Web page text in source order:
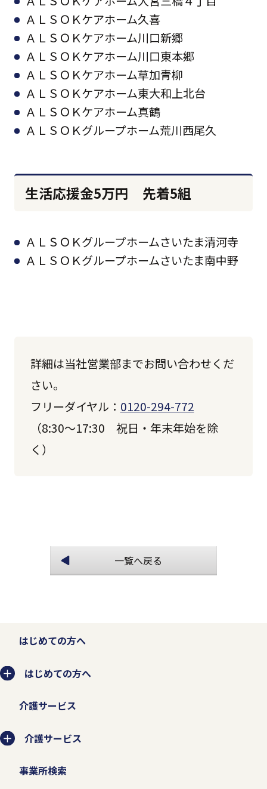
ＡＬＳＯＫケアホーム久喜
ＡＬＳＯＫケアホーム川口新郷
ＡＬＳＯＫケアホーム川口東本郷
ＡＬＳＯＫケアホーム草加青柳
ＡＬＳＯＫケアホーム東大和上北台
ＡＬＳＯＫケアホーム真鶴
ＡＬＳＯＫグループホーム荒川西尾久
生活応援金5万円 先着5組
ＡＬＳＯＫグループホームさいたま清河寺
ＡＬＳＯＫグループホームさいたま南中野
詳細は当社営業部までお問い合わせくだ
さい。
フリーダイヤル： 0120-294-772
（8:30～17:30 祝日・年末年始を除
く）
一覧へ戻る
はじめての方へ
はじめての方へ
介護サービス
介護サービス
事業所検索